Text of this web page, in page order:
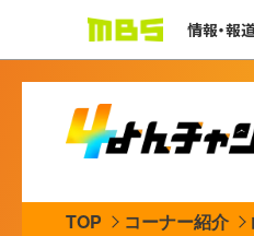
情報・報
TOP コーナー紹介